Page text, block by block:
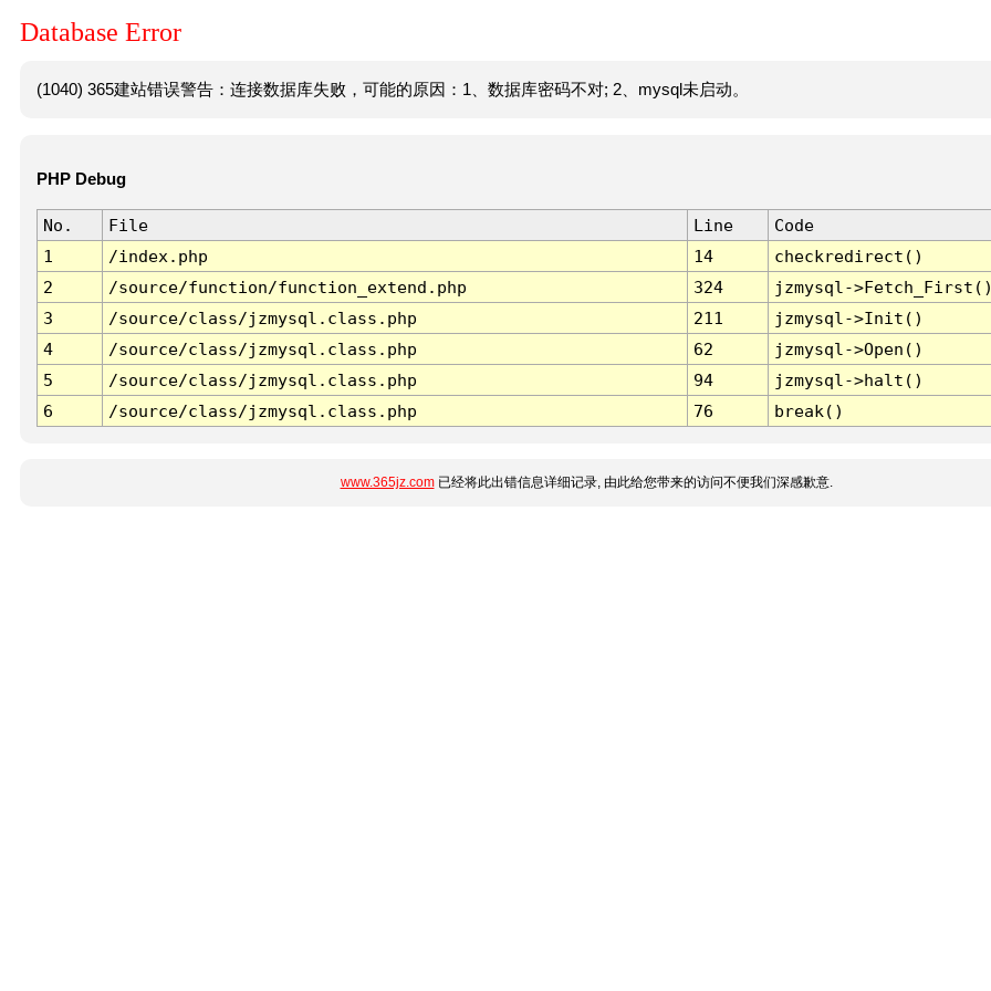
Database Error
(1040) 365建站错误警告：连接数据库失败，可能的原因：1、数据库密码不对; 2、mysql未启动。
PHP Debug
No. File Line
Code
1
/index.php 14
checkredirect()
2
/source/function/function_extend.php 324
jzmysql-
3
/source/class/jzmysql.class.php 211
jzmysql->Init()
4
/source/class/jzmysql.class.php 62
jzmysql->Open()
5
/source/class/jzmysql.class.php 94
jzmysql->halt()
6
/source/class/jzmysql.class.php 76 break()
www.365jz.com已经将此出错信息详细记录, 由此给您带来的访问不便我们深感歉意.